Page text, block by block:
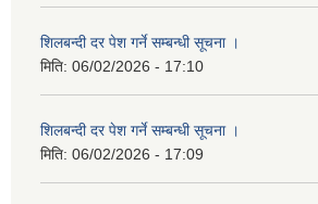
शिलबन्दी दर पेश गर्ने सम्बन्धी सूचना ।
मिति: 06/02/2026 - 17:10
शिलबन्दी दर पेश गर्ने सम्बन्धी सूचना ।
मिति: 06/02/2026 - 17:09